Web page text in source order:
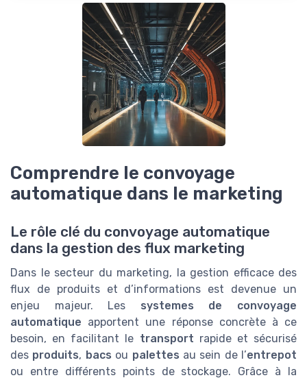
Comprendre le convoyage
automatique dans le marketing
Le rôle clé du convoyage automatique
dans la gestion des flux marketing
Dans le secteur du marketing, la gestion efficace des
flux de produits et d’informations est devenue un
enjeu majeur. Les systemes de convoyage
automatique apportent une réponse concrète à ce
besoin, en facilitant le transport rapide et sécurisé
des produits, bacs ou palettes au sein de l’entrepot
ou entre différents points de stockage. Grâce à la